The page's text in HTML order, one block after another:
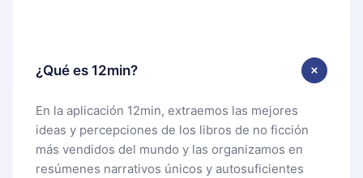
¿Qué es 12min?
En la aplicación 12min, extraemos las mejores
ideas y percepciones de los libros de no ficción
más vendidos del mundo y las organizamos en
resúmenes narrativos únicos y autosuficientes